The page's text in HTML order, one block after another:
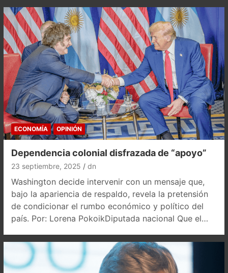
ECONOMÍA OPINIÓN
Dependencia colonial disfrazada de “apoyo”
23 septiembre, 2025 dn
Washington decide intervenir con un mensaje que,
bajo la apariencia de respaldo, revela la pretensión
de condicionar el rumbo económico y político del
país. Por: Lorena PokoikDiputada nacional Que el…